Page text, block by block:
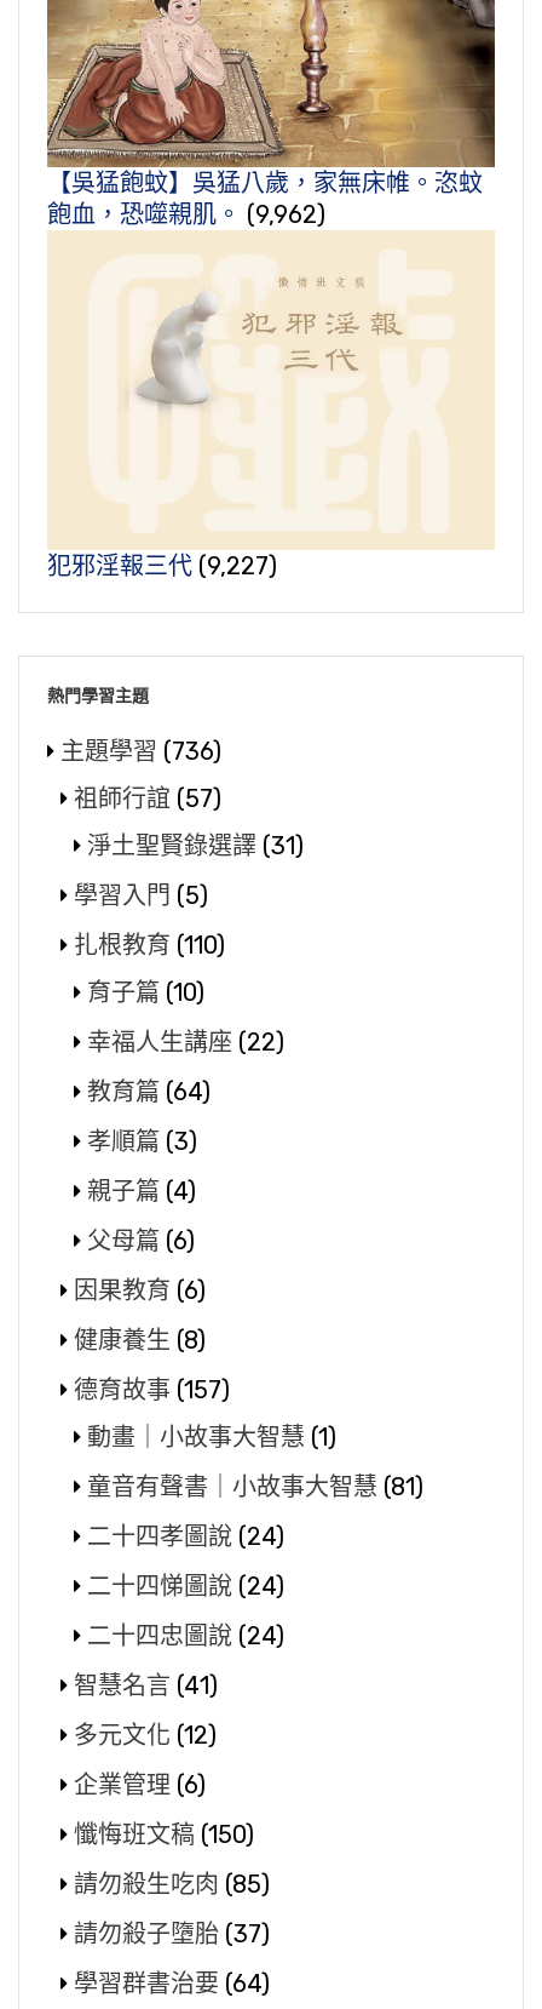
【吳猛飽蚊】吳猛八歲，家無床帷。恣蚊
飽血，恐噬親肌。 (9,962)
犯邪淫報三代 (9,227)
熱門學習主題
主題學習 (736)
祖師行誼 (57)
淨土聖賢錄選譯 (31)
學習入門 (5)
扎根教育 (110)
育子篇 (10)
幸福人生講座 (22)
教育篇 (64)
孝順篇 (3)
親子篇 (4)
父母篇 (6)
因果教育 (6)
健康養生 (8)
德育故事 (157)
動畫｜小故事大智慧 (1)
童音有聲書｜小故事大智慧 (81)
二十四孝圖說 (24)
二十四悌圖說 (24)
二十四忠圖說 (24)
智慧名言 (41)
多元文化 (12)
企業管理 (6)
懺悔班文稿 (150)
請勿殺生吃肉 (85)
請勿殺子墮胎 (37)
學習群書治要 (64)